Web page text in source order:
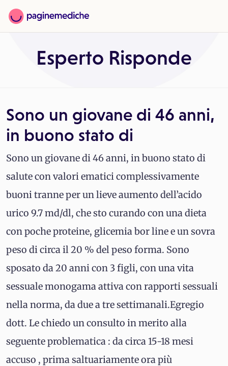
Esperto Risponde
Sono un giovane di 46 anni,
in buono stato di
Sono un giovane di 46 anni, in buono stato di
salute con valori ematici complessivamente
buoni tranne per un lieve aumento dell’acido
urico 9.7 md/dl, che sto curando con una dieta
con poche proteine, glicemia bor line e un sovra
peso di circa il 20 % del peso forma. Sono
sposato da 20 anni con 3 figli, con una vita
sessuale monogama attiva con rapporti sessuali
nella norma, da due a tre settimanali.Egregio
dott. Le chiedo un consulto in merito alla
seguente problematica : da circa 15-18 mesi
accuso , prima saltuariamente ora più